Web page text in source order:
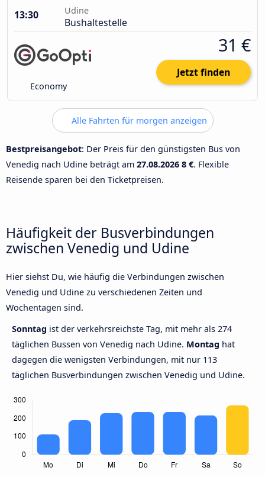
13:30
Udine
Bushaltestelle
Economy
31 €
Jetzt finden
Alle Fahrten für morgen anzeigen
Bestpreisangebot: Der Preis für den günstigsten Bus von
Venedig nach Udine beträgt am 27.08.2026 8 €. Flexible
Reisende sparen bei den Ticketpreisen.
Häufigkeit der Busverbindungen
zwischen Venedig und Udine
Hier siehst Du, wie häufig die Verbindungen zwischen
Venedig und Udine zu verschiedenen Zeiten und
Wochentagen sind.
Sonntag ist der verkehrsreichste Tag, mit mehr als 274
täglichen Bussen von Venedig nach Udine. Montag hat
dagegen die wenigsten Verbindungen, mit nur 113
täglichen Busverbindungen zwischen Venedig und Udine.